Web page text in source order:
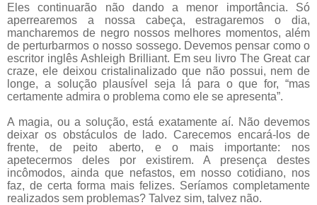
Eles continuarão não dando a menor importância. Só
aperrearemos a nossa cabeça, estragaremos o dia,
mancharemos de negro nossos melhores momentos, além
de perturbarmos o nosso sossego. Devemos pensar como o
escritor inglês Ashleigh Brilliant. Em seu livro The Great car
craze, ele deixou cristalinalizado que não possui, nem de
longe, a solução plausível seja lá para o que for, “mas
certamente admira o problema como ele se apresenta”.
A magia, ou a solução, está exatamente aí. Não devemos
deixar os obstáculos de lado. Carecemos encará-los de
frente, de peito aberto, e o mais importante: nos
apetecermos deles por existirem. A presença destes
incômodos, ainda que nefastos, em nosso cotidiano, nos
faz, de certa forma mais felizes. Seríamos completamente
realizados sem problemas? Talvez sim, talvez não.